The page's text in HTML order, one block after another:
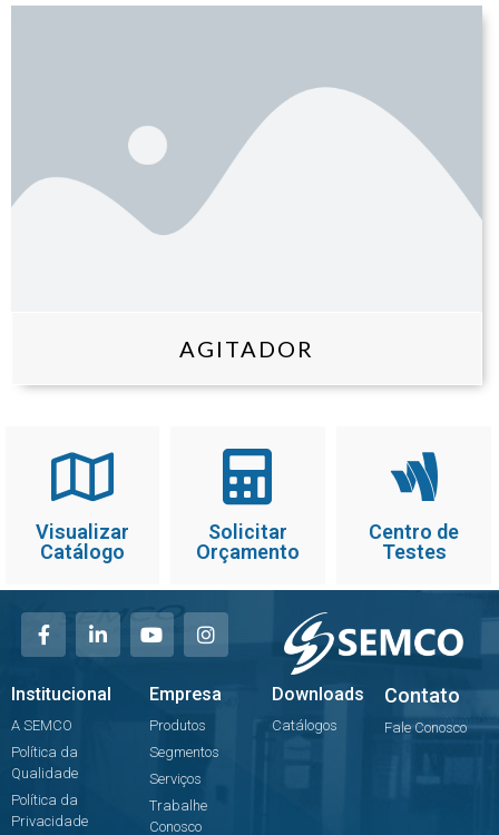
AGITADOR
Visualizar
Catálogo
Solicitar
Orçamento
Centro de
Testes
Institucional
A SEMCO
Política da
Qualidade
Política da
Privacidade
Empresa
Produtos
Segmentos
Serviços
Trabalhe
Conosco
Downloads
Catálogos
Contato
Fale Conosco